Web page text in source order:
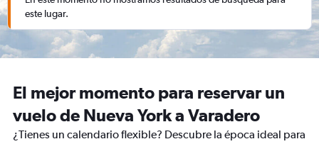
este lugar.
El mejor momento para reservar un
vuelo de Nueva York a Varadero
¿Tienes un calendario flexible? Descubre la época ideal para